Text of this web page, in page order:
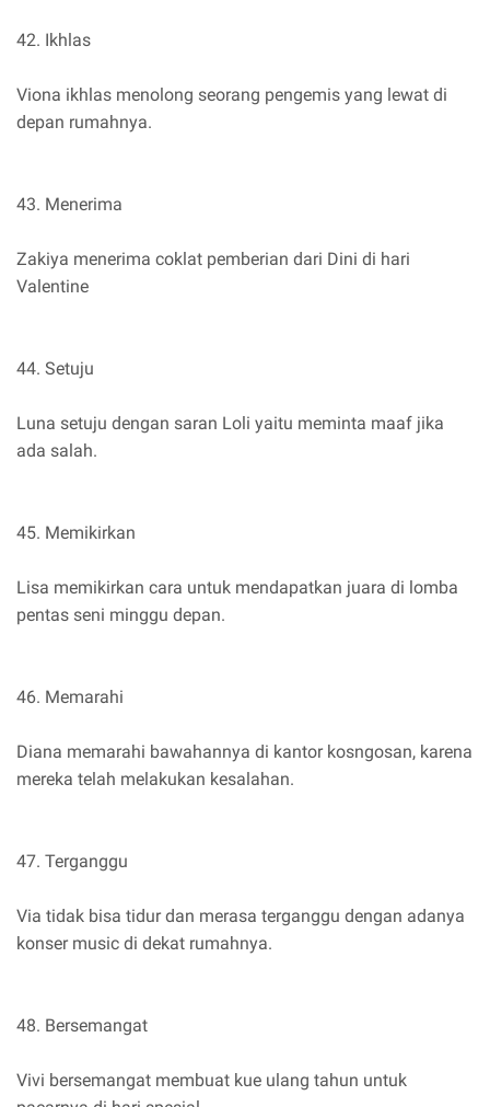
42. Ikhlas
Viona ikhlas menolong seorang pengemis yang lewat di
depan rumahnya.
43. Menerima
Zakiya menerima coklat pemberian dari Dini di hari
Valentine
44. Setuju
Luna setuju dengan saran Loli yaitu meminta maaf jika
ada salah.
45. Memikirkan
Lisa memikirkan cara untuk mendapatkan juara di lomba
pentas seni minggu depan.
46. Memarahi
Diana memarahi bawahannya di kantor kosngosan, karena
mereka telah melakukan kesalahan.
47. Terganggu
Via tidak bisa tidur dan merasa terganggu dengan adanya
konser music di dekat rumahnya.
48. Bersemangat
Vivi bersemangat membuat kue ulang tahun untuk